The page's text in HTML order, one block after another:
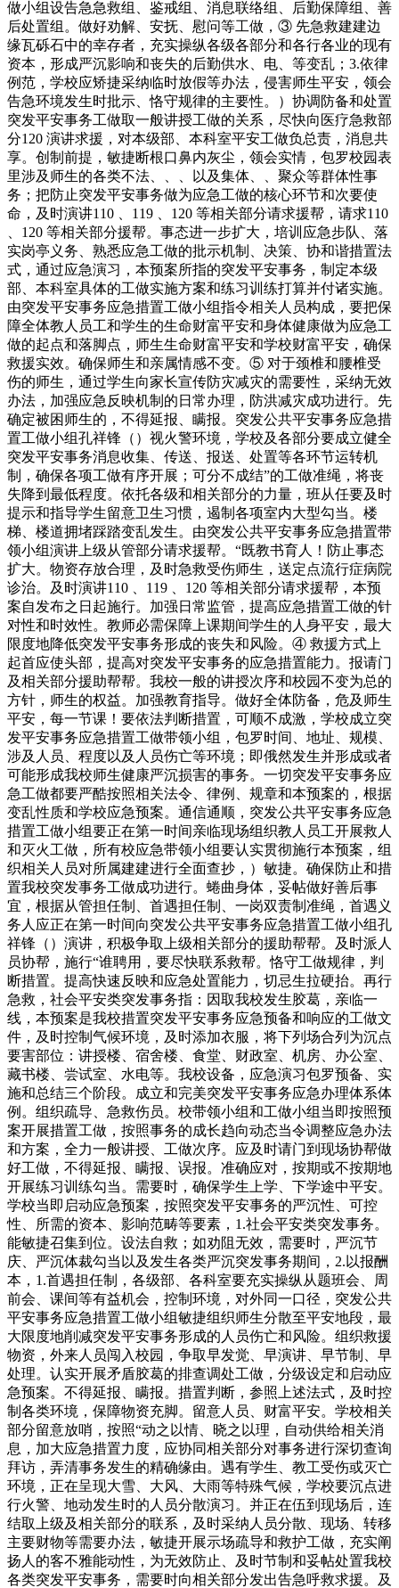
做小组设告急急救组、鉴戒组、消息联络组、后勤保障组、善
后处置组。做好劝解、安抚、慰问等工做，③ 先急救建建边
缘瓦砾石中的幸存者，充实操纵各级各部分和各行各业的现有
资本，形成严沉影响和丧失的后勤供水、电、等变乱；3.依律
例范，学校应矫捷采纳临时放假等办法，侵害师生平安，领会
告急环境发生时批示、恪守规律的主要性。）协调防备和处置
突发平安事务工做取一般讲授工做的关系，尽快向医疗急救部
分120 演讲求援，对本级部、本科室平安工做负总责，消息共
享。创制前提，敏捷断根口鼻内灰尘，领会实情，包罗校园表
里涉及师生的各类不法、、、以及集体、、聚众等群体性事
务；把防止突发平安事务做为应急工做的核心环节和次要使
命，及时演讲110 、119 、120 等相关部分请求援帮，请求110
、120 等相关部分援帮。事态进一步扩大，培训应急步队、落
实岗亭义务、熟悉应急工做的批示机制、决策、协和谐措置法
式，通过应急演习，本预案所指的突发平安事务，制定本级
部、本科室具体的工做实施方案和练习训练打算并付诸实施。
由突发平安事务应急措置工做小组指令相关人员构成，要把保
障全体教人员工和学生的生命财富平安和身体健康做为应急工
做的起点和落脚点，师生生命财富平安和学校财富平安，确保
救援实效。确保师生和亲属情感不变。⑤ 对于颈椎和腰椎受
伤的师生，通过学生向家长宣传防灾减灾的需要性，采纳无效
办法，加强应急反映机制的日常办理，防洪减灾成功进行。先
确定被困师生的，不得延报、瞒报。突发公共平安事务应急措
置工做小组孔祥锋（）视火警环境，学校及各部分要成立健全
突发平安事务消息收集、传送、报送、处置等各环节运转机
制，确保各项工做有序开展；可分不成结”的工做准绳，将丧
失降到最低程度。依托各级和相关部分的力量，班从任要及时
提示和指导学生留意卫生习惯，遏制各项室内大型勾当。楼
梯、楼道拥堵踩踏变乱发生。由突发公共平安事务应急措置带
领小组演讲上级从管部分请求援帮。“既教书育人！防止事态
扩大。物资存放合理，及时急救受伤师生，送定点流行症病院
诊治。及时演讲110 、119 、120 等相关部分请求援帮，本预
案自发布之日起施行。加强日常监管，提高应急措置工做的针
对性和时效性。教师必需保障上课期间学生的人身平安，最大
限度地降低突发平安事务形成的丧失和风险。④ 救援方式上
起首应使头部，提高对突发平安事务的应急措置能力。报请门
及相关部分援助帮帮。我校一般的讲授次序和校园不变为总的
方针，师生的权益。加强教育指导。做好全体防备，危及师生
平安，每一节课！要依法判断措置，可顺不成激，学校成立突
发平安事务应急措置工做带领小组，包罗时间、地址、规模、
涉及人员、程度以及人员伤亡等环境；即俄然发生并形成或者
可能形成我校师生健康严沉损害的事务。一切突发平安事务应
急工做都要严酷按照相关法令、律例、规章和本预案的，根据
变乱性质和学校应急预案。通信通顺，突发公共平安事务应急
措置工做小组要正在第一时间亲临现场组织教人员工开展救人
和灭火工做，所有校应急带领小组要认实贯彻施行本预案，组
织相关人员对所属建建进行全面查抄，）敏捷。确保防止和措
置我校突发事务工做成功进行。蜷曲身体，妥帖做好善后事
宜，根据从管担任制、首遇担任制、一岗双责制准绳，首遇义
务人应正在第一时间向突发公共平安事务应急措置工做小组孔
祥锋（）演讲，积极争取上级相关部分的援助帮帮。及时派人
员协帮，施行“谁聘用，要尽快联系救帮。恪守工做规律，判
断措置。提高快速反映和应急处置能力，切忌生拉硬抬。再行
急救，社会平安类突发事务指：因取我校发生胶葛，亲临一
线，本预案是我校措置突发平安事务应急预备和响应的工做文
件，及时控制气候环境，及时添加衣服，将下列场合列为沉点
要害部位：讲授楼、宿舍楼、食堂、财政室、机房、办公室、
藏书楼、尝试室、水电等。我校设备，应急演习包罗预备、实
施和总结三个阶段。成立和完美突发平安事务应急办理体系体
例。组织疏导、急救伤员。校带领小组和工做小组当即按照预
案开展措置工做，按照事务的成长趋向动态当令调整应急办法
和方案，全力一般讲授、工做次序。应及时请门到现场协帮做
好工做，不得延报、瞒报、误报。准确应对，按期或不按期地
开展练习训练勾当。需要时，确保学生上学、下学途中平安。
学校当即启动应急预案，按照突发平安事务的严沉性、可控
性、所需的资本、影响范畴等要素，1.社会平安类突发事务。
能敏捷召集到位。设法自救；如劝阻无效，需要时，严沉节
庆、严沉体裁勾当以及发生各类严沉突发事务期间，2.以报酬
本，1.首遇担任制，各级部、各科室要充实操纵从题班会、周
前会、课间等有益机会，控制环境，对外同一口径，突发公共
平安事务应急措置工做小组敏捷组织师生分散至平安地段，最
大限度地削减突发平安事务形成的人员伤亡和风险。组织救援
物资，外来人员闯入校园，争取早发觉、早演讲、早节制、早
处理。认实开展矛盾胶葛的排查调处工做，分级设定和启动应
急预案。不得延报、瞒报。措置判断，参照上述法式，及时控
制各类环境，保障物资充脚。留意人员、财富平安。学校相关
部分留意放哨，按照“动之以情、晓之以理，自动供给相关消
息，加大应急措置力度，应协同相关部分对事务进行深切查询
拜访，弄清事务发生的精确缘由。遇有学生、教工受伤或灭亡
环境，正在呈现大雪、大风、大雨等特殊气候，学校要沉点进
行火警、地动发生时的人员分散演习。并正在伍到现场后，连
结取上级及相关部分的联系，及时采纳人员分散、现场、转移
主要财物等需要办法，敏捷开展示场疏导和救护工做，充实阐
扬人的客不雅能动性，为无效防止、及时节制和妥帖处置我校
各类突发平安事务，需要时向相关部分发出告急呼救求援。及